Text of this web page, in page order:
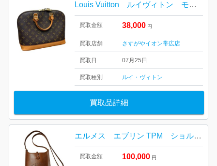
Louis Vuitton ルイヴィトン モノグラム アルマPM
買取金額 38,000 円
買取店舗 さすがやイオン帯広店
買取日 07月25日
買取種別 ルイ・ヴィトン
買取品詳細
エルメス エブリン TPM ショルダーバッグ
買取金額 100,000 円